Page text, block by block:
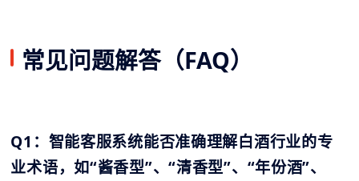
常见问题解答（FAQ）
Q1：智能客服系统能否准确理解白酒行业的专
业术语，如“酱香型”、“清香型”、“年份酒”、